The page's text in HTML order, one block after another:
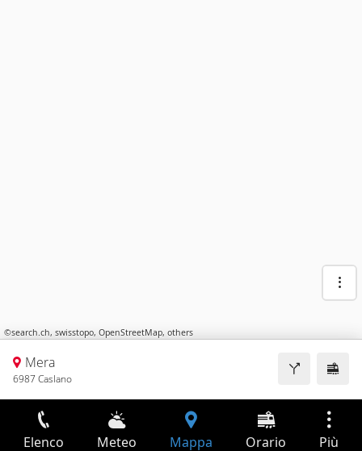
©search.ch, swisstopo, OpenStreetMap, others
Mera
6987 Caslano
Elenco Meteo Mappa Orario Più